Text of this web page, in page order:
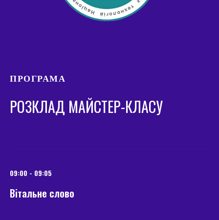
ПРОГРАМА
РОЗКЛАД МАЙСТЕР-КЛАСУ
09:00 - 09:05
Вітальне слово